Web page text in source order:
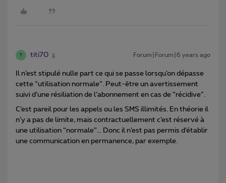
titi70 Forum|Forum|6 years ago
Il n’est stipulé nulle part ce qui se passe lorsqu’on dépasse
cette “utilisation normale”. Peut-être un avertissement
suivi d’une résiliation de l’abonnement en cas de “récidive”.
C’est pareil pour les appels ou les SMS illimités. En théorie il
n’y a pas de limite, mais contractuellement c’est réservé à
une utilisation “normale”… Donc il n’est pas permis d’établir
une communication en permanence, par exemple.